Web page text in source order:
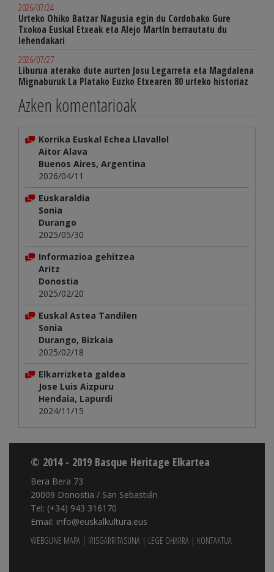
2026/07/24
Urteko Ohiko Batzar Nagusia egin du Cordobako Gure
Txokoa Euskal Etxeak eta Alejo Martín berrautatu du
lehendakari
2026/07/27
Liburua aterako dute aurten Josu Legarreta eta Magdalena
Mignaburuk La Platako Euzko Etxearen 80 urteko historiaz
Azken komentarioak
Korrika Euskal Echea Llavallol
Aitor Alava
Buenos Aires, Argentina
2026/04/11
Euskaraldia
Sonia
Durango
2025/05/30
Informazioa gehitzea
Aritz
Donostia
2025/02/20
Euskal Astea Tandilen
Sonia
Durango, Bizkaia
2025/02/18
Elkarrizketa galdea
Jose Luis Aizpuru
Hendaia, Lapurdi
2024/11/15
© 2014 - 2019 Basque Heritage Elkartea
Bera Bera 73
20009 Donostia / San Sebastián
Tel: (+34) 943 316170
Email: info@euskalkultura.eus
WEBGUNE MAPA | IRISGARRITASUNA | LEGE OHARRA | KONTAKTUA